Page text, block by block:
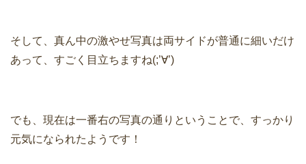
そして、真ん中の激やせ写真は両サイドが普通に細いだけ
あって、すごく目立ちますね(;’∀’)
でも、現在は一番右の写真の通りということで、すっかり
元気になられたようです！